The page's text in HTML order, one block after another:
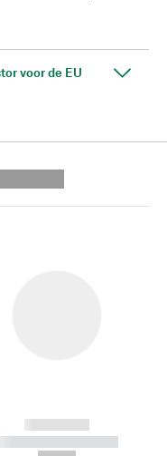
voor de EU
------------
----------- -----------